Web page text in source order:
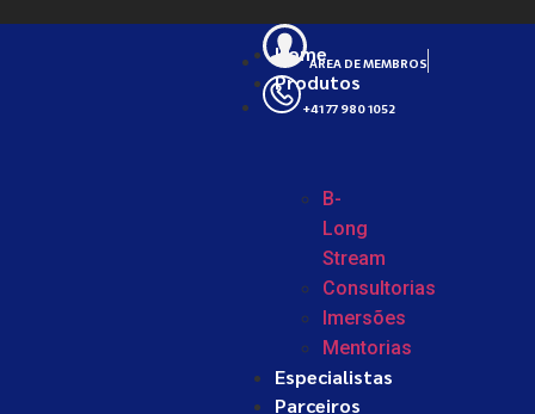
Home
Produtos
B-
Long
Stream
Consultorias
Imersões
Mentorias
Especialistas
Parceiros
ÁREA DE MEMBROS
+41 77 980 1052